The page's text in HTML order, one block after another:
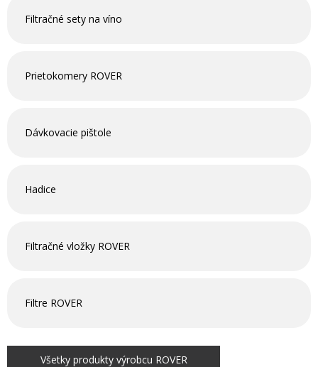
Filtračné sety na víno
Prietokomery ROVER
Dávkovacie pištole
Hadice
Filtračné vložky ROVER
Filtre ROVER
Všetky produkty výrobcu ROVER